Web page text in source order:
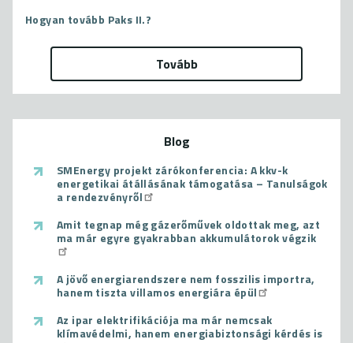
Hogyan tovább Paks II.?
Tovább
Blog
SMEnergy projekt zárókonferencia: A kkv-k
energetikai átállásának támogatása – Tanulságok
a rendezvényről
Amit tegnap még gázerőművek oldottak meg, azt
ma már egyre gyakrabban akkumulátorok végzik
A jövő energiarendszere nem fosszilis importra,
hanem tiszta villamos energiára épül
Az ipar elektrifikációja ma már nemcsak
klímavédelmi, hanem energiabiztonsági kérdés is